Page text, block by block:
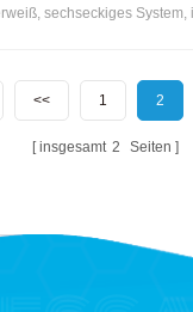
sechseckiges System,
und in Wasser unlöslich
nicht mit Säuren.
in 15kgs pro
<< 1 2
insgesamt 2 Seiten